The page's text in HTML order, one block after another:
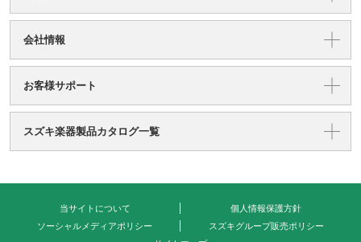
会社情報
お客様サポート
スズキ楽器製品カタログ一覧
当サイトについて
個人情報保護方針
ソーシャルメディアポリシー
スズキグループ販売ポリシー